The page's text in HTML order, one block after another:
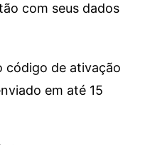
com seus dados
código de ativação
em até 15